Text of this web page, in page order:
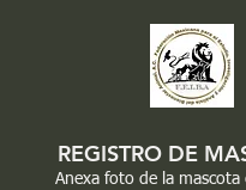
REGISTRO DE
Anexa foto de la mascota